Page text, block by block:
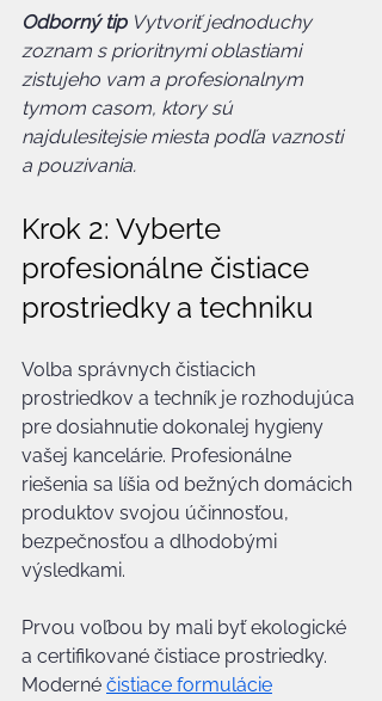
Odborný tip Vytvoriť jednoduchy
zoznam s prioritnymi oblastiami
zistujeho vam a profesionalnym
tymom casom, ktory sú
najdulesitejsie miesta podľa vaznosti
a pouzivania.
Krok 2: Vyberte
profesionálne čistiace
prostriedky a techniku
Volba správnych čistiacich
prostriedkov a techník je rozhodujúca
pre dosiahnutie dokonalej hygieny
vašej kancelárie. Profesionálne
riešenia sa líšia od bežných domácich
produktov svojou účinnosťou,
bezpečnosťou a dlhodobými
výsledkami.
Prvou voľbou by mali byť ekologické
a certifikované čistiace prostriedky.
Moderné čistiace formulácie